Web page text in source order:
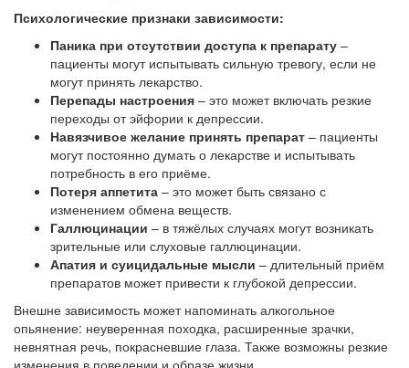
Психологические признаки зависимости:
Паника при отсутствии доступа к препарату –
пациенты могут испытывать сильную тревогу, если не
могут принять лекарство.
Перепады настроения – это может включать резкие
переходы от эйфории к депрессии.
Навязчивое желание принять препарат – пациенты
могут постоянно думать о лекарстве и испытывать
потребность в его приёме.
Потеря аппетита – это может быть связано с
изменением обмена веществ.
Галлюцинации – в тяжёлых случаях могут возникать
зрительные или слуховые галлюцинации.
Апатия и суицидальные мысли – длительный приём
препаратов может привести к глубокой депрессии.
Внешне зависимость может напоминать алкогольное
опьянение: неуверенная походка, расширенные зрачки,
невнятная речь, покрасневшие глаза. Также возможны резкие
изменения в поведении и образе жизни.